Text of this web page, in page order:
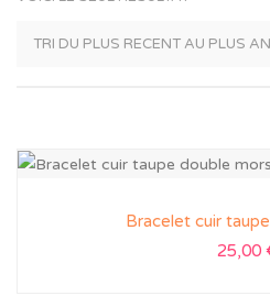
Bracelet cuir
25,00